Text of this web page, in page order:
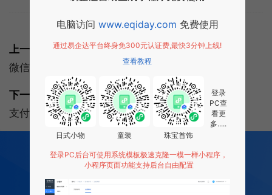
标签: 微信小程序
上一篇:
微信小程序功能：微信小程序功能介绍
下一篇:
支付宝小程序有哪些优势？支付小程序怎么开发？
全行业场景 适用
0 成本 0 门槛 一键生成
电脑访问 www.eqiday.com 免费使用
通过易企达平台终身免300元认证费,最快3分钟上线!
查看教程
日式小物 童装 珠宝首饰
登录
PC查
看更
多.....
登录PC后台可使用系统模板极速克隆一模一样小程序，
小程序页面功能支持后台自由配置